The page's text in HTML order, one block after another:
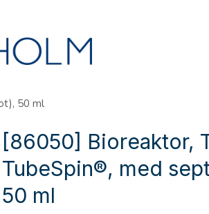
50 ml
[86050] Bioreaktor,
TubeSpin®, med
50 ml